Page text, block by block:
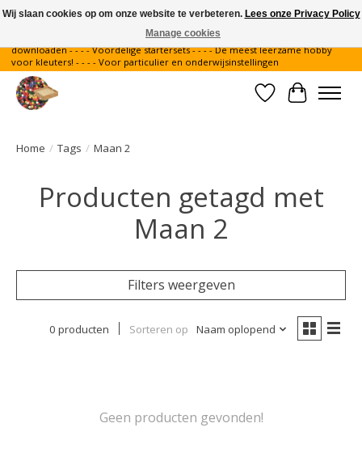
Gratis verzending binnen Nederland - - - - Legvoorbeelden gratis te
downloaden - - - - Voordelige startersets - - - - De meest leerzame hobby
voor kleuters! - - - - Voor particulier en onderwijsinstellingen
Verlanglijst
Home / Tags / Maan 2
Producten getagd met
Maan 2
Filters weergeven
0 producten Sorteren op Naam oplopend
Geen producten gevonden!
Wij slaan cookies op om onze website te verbeteren. Lees onze Privacy Policy
Manage cookies